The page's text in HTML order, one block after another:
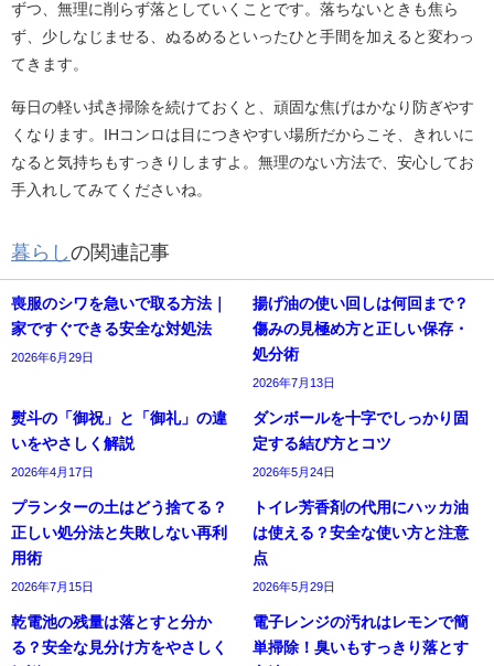
ずつ、無理に削らず落としていくことです。落ちないときも焦ら
ず、少しなじませる、ぬるめるといったひと手間を加えると変わっ
てきます。
毎日の軽い拭き掃除を続けておくと、頑固な焦げはかなり防ぎやす
くなります。IHコンロは目につきやすい場所だからこそ、きれいに
なると気持ちもすっきりしますよ。無理のない方法で、安心してお
手入れしてみてくださいね。
暮らしの関連記事
喪服のシワを急いで取る方法｜
家ですぐできる安全な対処法
2026年6月29日
揚げ油の使い回しは何回まで？
傷みの見極め方と正しい保存・
処分術
2026年7月13日
熨斗の「御祝」と「御礼」の違
いをやさしく解説
2026年4月17日
ダンボールを十字でしっかり固
定する結び方とコツ
2026年5月24日
プランターの土はどう捨てる？
正しい処分法と失敗しない再利
用術
2026年7月15日
トイレ芳香剤の代用にハッカ油
は使える？安全な使い方と注意
点
2026年5月29日
乾電池の残量は落とすと分か
る？安全な見分け方をやさしく
電子レンジの汚れはレモンで簡
単掃除！臭いもすっきり落とす